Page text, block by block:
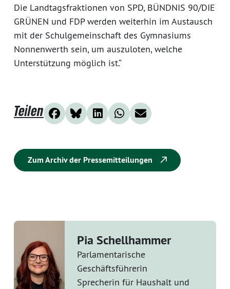
Die Landtagsfraktionen von SPD, BÜNDNIS 90/DIE
GRÜNEN und FDP werden weiterhin im Austausch
mit der Schulgemeinschaft des Gymnasiums
Nonnenwerth sein, um auszuloten, welche
Unterstützung möglich ist.“
Teilen
Zum Archiv der Pressemitteilungen
Pia Schellhammer
Parlamentarische
Geschäftsführerin
Sprecherin für Haushalt und